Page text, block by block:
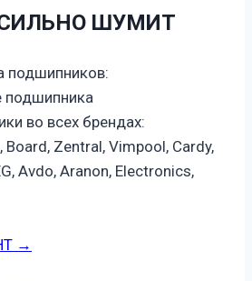
ШУМИТ
подшипников:
подшипника
во всех брендах:
Board, Zentral, Vimpool, Cardy,
Avdo, Aranon, Electronics,
→